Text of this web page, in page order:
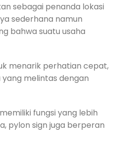
sebagai penanda lokasi
sederhana namun
bahwa suatu usaha
menarik perhatian cepat,
melintas dengan
fungsi yang lebih
pylon sign juga berperan